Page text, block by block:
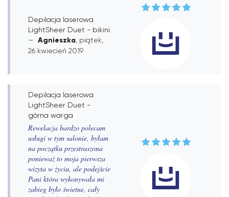
Depilacja laserowa
LightSheer Duet - bikini
Agnieszka , piątek,
26 kwiecień 2019
Depilacja laserowa
LightSheer Duet -
górna warga
Rewelacja bardzo polecam
usługi w tym salonie, byłam
na początku przestraszona
ponieważ to moja pierwsza
wizyta w życiu, ale podejście
Pani która wykonywała mi
zabieg było świetne, cały